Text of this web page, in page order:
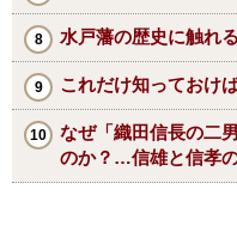
水戸藩の歴史に触れ
これだけ知っておけ
なぜ「織田信長の二
のか？…信雄と信孝